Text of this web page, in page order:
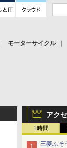
モーターサイクル
アク
1時間
三菱ふそ